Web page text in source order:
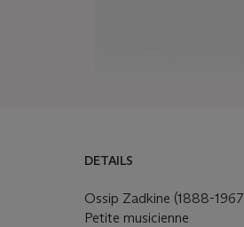
DETAILS
Ossip Zadkine (1888-
Petite musicienne